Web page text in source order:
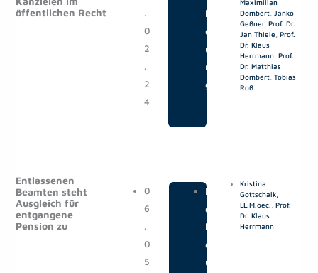
öffentlichen Recht
.
0
2
.
2
4
l
d
u
n
g
Maximilian
Dombert,
Janko
Geßner, Prof. Dr.
Jan Thiele Prof.
Dr. Klaus
Herrmann, Prof.
Dr. Matthias
Dombert, Tobias
Roß
Entlassenen
Beamten steht
Ausgleich für
entgangene
Pension zu
0
6
.
0
5
M
e
l
d
u
Kristina
Gottschalk,
LL.M.oec. Prof.
Dr. Klaus
Herrmann